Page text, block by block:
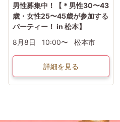
男性募集中！【＊男性30〜43
歳・女性25〜45歳が参加する
パーティー！ in 松本】
8月8日
10:00〜 松本市
詳細を見る